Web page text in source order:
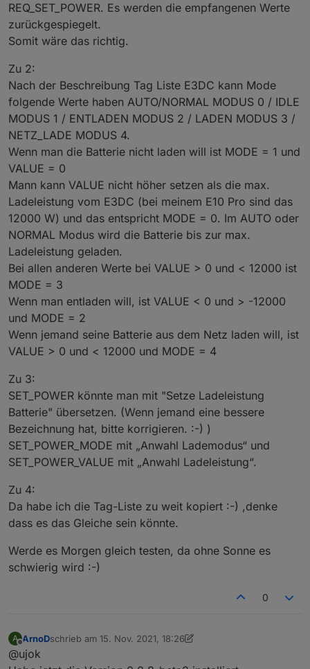
REQ_SET_POWER. Es werden die empfangenen Werte
zurückgespiegelt.
Somit wäre das richtig.
Zu 2:
Nach der Beschreibung Tag Liste E3DC kann Mode
folgende Werte haben AUTO/NORMAL MODUS 0 / IDLE
MODUS 1 / ENTLADEN MODUS 2 / LADEN MODUS 3 /
NETZ_LADE MODUS 4.
Wenn man die Batterie nicht laden will ist MODE = 1 und
VALUE = 0
Mann kann VALUE nicht höher setzen als die max.
Ladeleistung vom E3DC (bei meinem E10 Pro sind das
12000 W) und das entspricht MODE = 0. Im AUTO oder
NORMAL Modus wird die Batterie bis zur max.
Ladeleistung geladen.
Bei allen anderen Werte bei VALUE > 0 und < 12000 ist
MODE = 3
Wenn man entladen will, ist VALUE < 0 und > -12000
und MODE = 2
Wenn jemand seine Batterie aus dem Netz laden will, ist
VALUE > 0 und < 12000 und MODE = 4
Zu 3:
SET_POWER könnte man mit "Setze Ladeleistung
Batterie" übersetzen. (Wenn jemand eine bessere
Bezeichnung hat, bitte korrigieren. :-) )
SET_POWER_MODE mit „Anwahl Lademodus“ und
SET_POWER_VALUE mit „Anwahl Ladeleistung“.
Zu 4:
Da habe ich die Tag-Liste zu weit kopiert :-) ,denke
dass es das Gleiche sein könnte.
Werde es Morgen gleich testen, da ohne Sonne es
schwierig wird :-)
0
A
Offline
ArnoDschrieb am 15. Nov. 2021, 18:26
zuletzt editiert von ArnoD
@ujok